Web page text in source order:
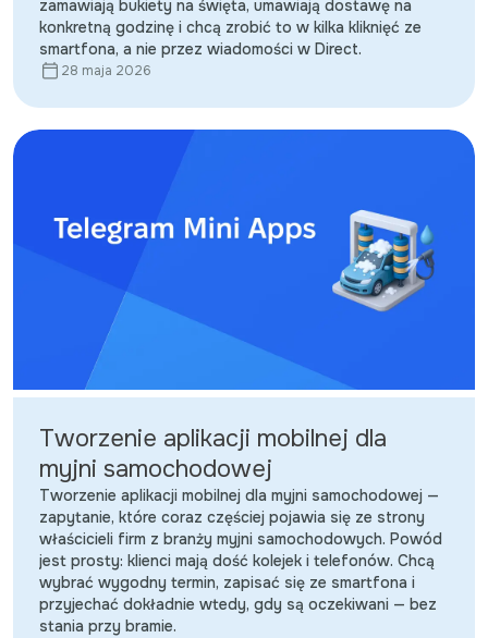
zamawiają bukiety na święta, umawiają dostawę na
konkretną godzinę i chcą zrobić to w kilka kliknięć ze
smartfona, a nie przez wiadomości w Direct.
28 maja 2026
Tworzenie aplikacji mobilnej dla
myjni samochodowej
Tworzenie aplikacji mobilnej dla myjni samochodowej —
zapytanie, które coraz częściej pojawia się ze strony
właścicieli firm z branży myjni samochodowych. Powód
jest prosty: klienci mają dość kolejek i telefonów. Chcą
wybrać wygodny termin, zapisać się ze smartfona i
przyjechać dokładnie wtedy, gdy są oczekiwani — bez
stania przy bramie.